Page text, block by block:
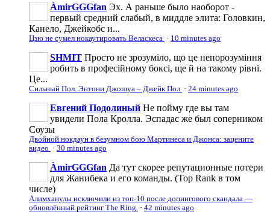
ÀmirGGGfan Эх. А раньше было наоборот -
первый средний слабый, в миддле элита: Головкин,
Канело, Джейкобс и...
Цзю не сумел нокаутировать Веласкеса · 10 minutes ago
SHMIT Просто не зрозуміло, що це непорозуміння
робить в професійному боксі, ще й на такому рівні.
Це...
Сильный Пол. Энтони Джошуа – Джейк Пол · 24 minutes ago
Евгений Подолиный Не пойму где вы там
увидели Пола Кролла. Эспадас же был соперником
Соузы
Двойной нокдаун в безумном бою Мартинеса и Джонса: зацените
видео · 30 minutes ago
ÀmirGGGfan Да тут скорее репутационные потери
для Жанибека и его команды. (Top Rank в том
числе)
Алимханулы исключили из топ-10 после допингового скандала —
обновлённый рейтинг The Ring · 42 minutes ago